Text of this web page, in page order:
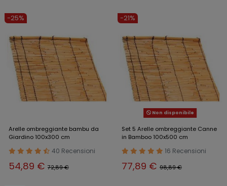
-25%
Arelle ombreggiante bambu da
Giardino 100x300 cm
40 Recensioni
54,89 € 72,89 €
-21%
Non disponibile
Set 5 Arelle ombreggiante Canne
in Bamboo 100x500 cm
16 Recensioni
77,89 € 98,89 €